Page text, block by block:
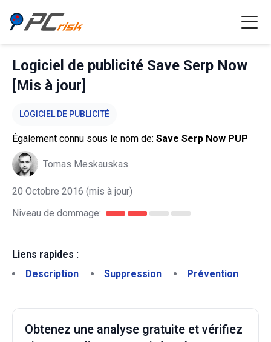
Logiciel de publicité Save Serp Now
[Mis à jour]
LOGICIEL DE PUBLICITÉ
Également connu sous le nom de: Save Serp Now PUP
Tomas Meskauskas
20 Octobre 2016 (mis à jour)
Niveau de dommage:
Liens rapides :
Description
Suppression Prévention
Obtenez une analyse gratuite et vérifiez